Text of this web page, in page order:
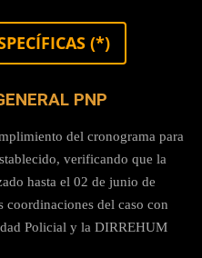
(*)
PNP
del cronograma para
verificando que la
hasta el 02 de junio de
coordinaciones del caso con
Policial y la DIRREHUM